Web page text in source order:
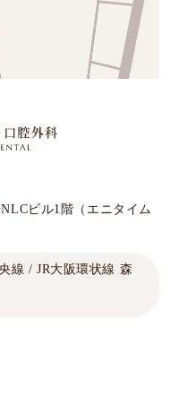
ビル1階 （エニタイム
線 / JR大阪環状線 森